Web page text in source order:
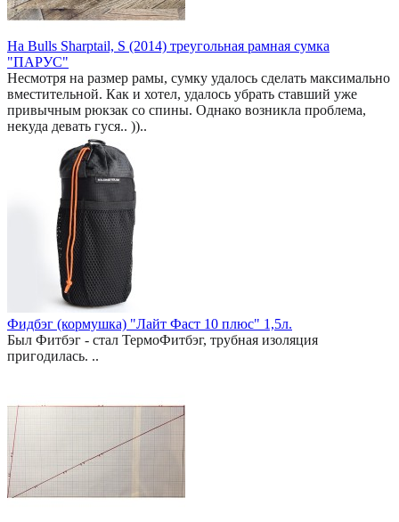
На Bulls Sharptail, S (2014) треугольная рамная сумка
"ПАРУС"
Несмотря на размер рамы, сумку удалось сделать максимально
вместительной. Как и хотел, удалось убрать ставший уже
привычным рюкзак со спины. Однако возникла проблема,
некуда девать гуся.. ))..
Фидбэг (кормушка) "Лайт Фаст 10 плюс" 1,5л.
Был Фитбэг - стал ТермоФитбэг, трубная изоляция
пригодилась. ..